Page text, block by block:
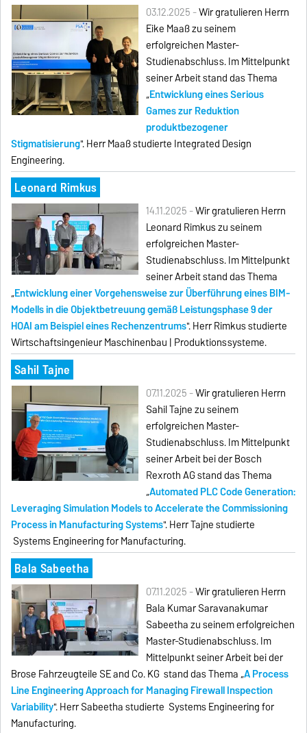
03.12.2025 -Wir gratulieren Herrn
Eike Maaß zu seinem
erfolgreichen Master-
Studienabschluss. Im Mittelpunkt
seiner Arbeit stand das Thema
„Entwicklung eines Serious
Games zur Reduktion
produktbezogener
Stigmatisierung". Herr Maaß studierte Integrated Design
Engineering.
Leonard Rimkus
14.11.2025 -Wir gratulieren Herrn
Leonard Rimkus zu seinem
erfolgreichen Master-
Studienabschluss. Im Mittelpunkt
seiner Arbeit stand das Thema
„Entwicklung einer Vorgehensweise zur Überführung eines BIM-
Modells in die Objektbetreuung gemäß Leistungsphase 9 der
HOAI am Beispiel eines Rechenzentrums". Herr Rimkus studierte
Wirtschaftsingenieur Maschinenbau | Produktionssysteme.
Sahil Tajne
07.11.2025 -Wir gratulieren Herrn
Sahil Tajne zu seinem
erfolgreichen Master-
Studienabschluss. Im Mittelpunkt
seiner Arbeit bei der Bosch
Rexroth AG stand das Thema
„Automated PLC Code Generation:
Leveraging Simulation Models to Accelerate the Commissioning
Process in Manufacturing Systems". Herr Tajne studierte
Systems Engineering for Manufacturing.
Bala Sabeetha
07.11.2025 -Wir gratulieren Herrn
Bala Kumar Saravanakumar
Sabeetha zu seinem erfolgreichen
Master-Studienabschluss. Im
Mittelpunkt seiner Arbeit bei der
Brose Fahrzeugteile SE and Co. KG stand das Thema „A Process
Line Engineering Approach for Managing Firewall Inspection
Variability". Herr Sabeetha studierte Systems Engineering for
Manufacturing.